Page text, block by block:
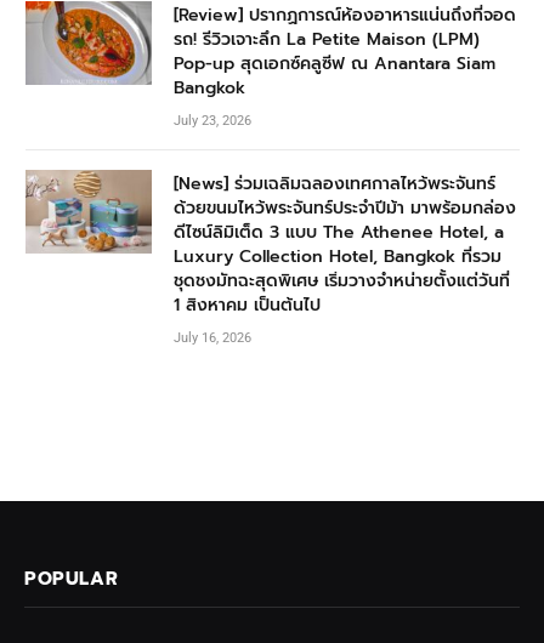
[Review] ปรากฏการณ์ห้องอาหารแน่นถึงที่จอด
รถ! รีวิวเจาะลึก La Petite Maison (LPM)
Pop-up สุดเอกซ์คลูซีฟ ณ Anantara Siam
Bangkok
July 23, 2026
[News] ร่วมเฉลิมฉลองเทศกาลไหว้พระจันทร์
ด้วยขนมไหว้พระจันทร์ประจำปีม้า มาพร้อมกล่อง
ดีไซน์ลิมิเต็ด 3 แบบ The Athenee Hotel, a
Luxury Collection Hotel, Bangkok ที่รวม
ชุดชงมัทฉะสุดพิเศษ เริ่มวางจำหน่ายตั้งแต่วันที่
1 สิงหาคม เป็นต้นไป
July 16, 2026
POPULAR